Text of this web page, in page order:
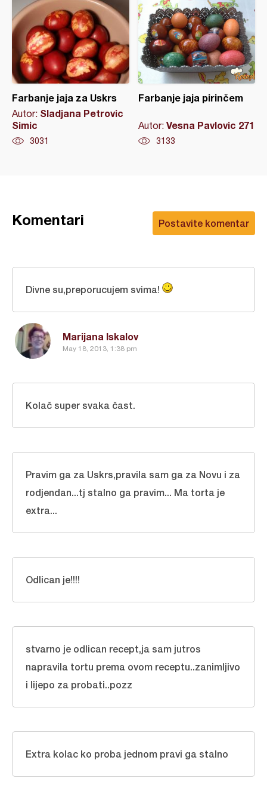
Farbanje jaja za Uskrs
Autor: Sladjana Petrovic
Simic
3031
Farbanje jaja pirinčem
Autor: Vesna Pavlovic 271
3133
Postavite komentar
Komentari
Marijana Iskalov
May 18, 2013, 1:38 pm
Divne su,preporucujem svima!
Kolač super svaka čast.
Pravim ga za Uskrs,pravila sam ga za Novu i za
rodjendan...tj stalno ga pravim... Ma torta je
extra...
Odlican je!!!!
stvarno je odlican recept,ja sam jutros
napravila tortu prema ovom receptu..zanimljivo
i lijepo za probati..pozz
Extra kolac ko proba jednom pravi ga stalno